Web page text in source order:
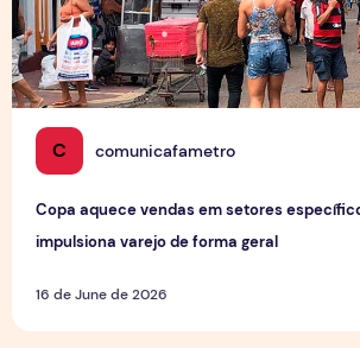
C comunicafametro
Copa aquece vendas em setores
impulsiona varejo de forma geral
16 de June de 2026